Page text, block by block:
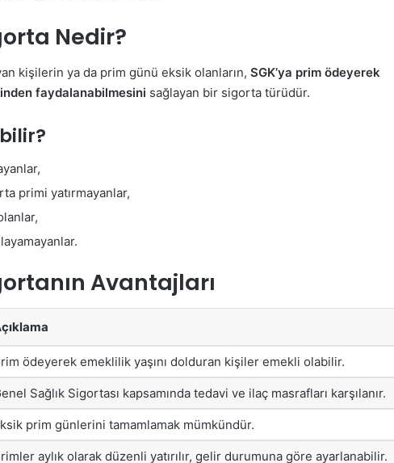
Nedir?
kişilerin ya da prim günü eksik olanların, SGK’ya prim ödeyerek
faydalanabilmesini sağlayan bir sigorta türüdür.
primi yatırmayanlar,
Avantajları
ödeyerek emeklilik yaşını dolduran kişiler emekli olabilir.
Sağlık Sigortası kapsamında tedavi ve ilaç masrafları karşılanır.
prim günlerini tamamlamak mümkündür.
aylık olarak düzenli yatırılır, gelir durumuna göre ayarlanabilir.